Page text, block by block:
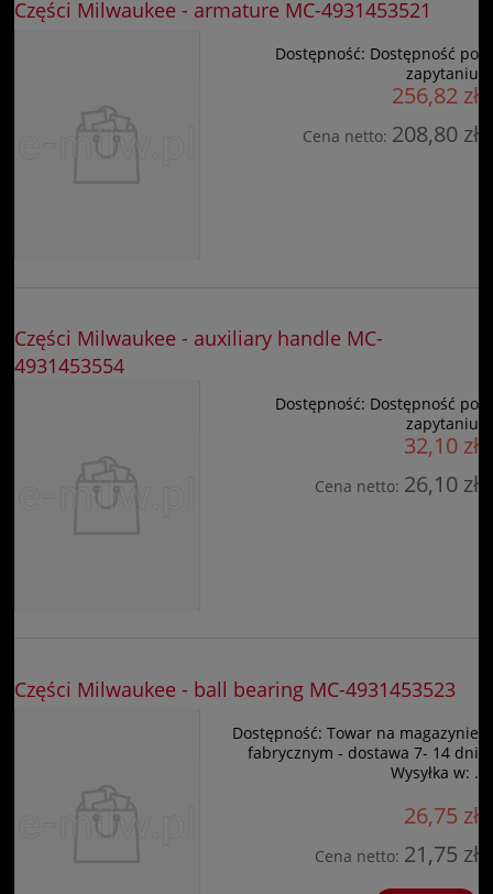
Części Milwaukee - armature MC-4931453521
Dostępność: Dostępność po
zapytaniu
256,82 zł
Cena netto: 208,80 zł
Części Milwaukee - auxiliary handle MC-
4931453554
Dostępność: Dostępność po
zapytaniu
32,10 zł
Cena netto: 26,10 zł
Części Milwaukee - ball bearing MC-4931453523
Dostępność: Towar na magazynie
fabrycznym - dostawa 7- 14 dni
Wysyłka w: .
26,75 zł
Cena netto: 21,75 zł